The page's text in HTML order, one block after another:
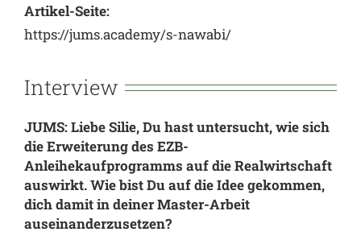
Artikel-Seite:
https://jums.academy/s-nawabi/
Interview
JUMS: Liebe Silie, Du hast untersucht, wie sich
die Erweiterung des EZB-
Anleihekaufprogramms auf die Realwirtschaft
auswirkt. Wie bist Du auf die Idee gekommen,
dich damit in deiner Master-Arbeit
auseinanderzusetzen?